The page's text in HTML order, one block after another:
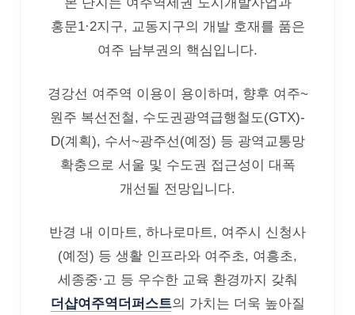
홍문1·2지구, 교동지구의 개발 호재를 품은
여주 남부권의 핵심입니다.
경강선 여주역 이용이 용이하며, 향후 여주~
원주 복선전철, 수도권광역급행철도(GTX)-
D(계획), 수서~광주선(예정) 등 광역교통망
확충으로 서울 및 수도권 접근성이 대폭
개선될 전망입니다.
반경 내 이마트, 하나로마트, 여주시 신청사
(예정) 등 생활 인프라와 여주초, 여흥초,
세종중·고 등 우수한 교육 환경까지 갖춰
더샵여주역더퍼스트의 가치는 더욱 높아질